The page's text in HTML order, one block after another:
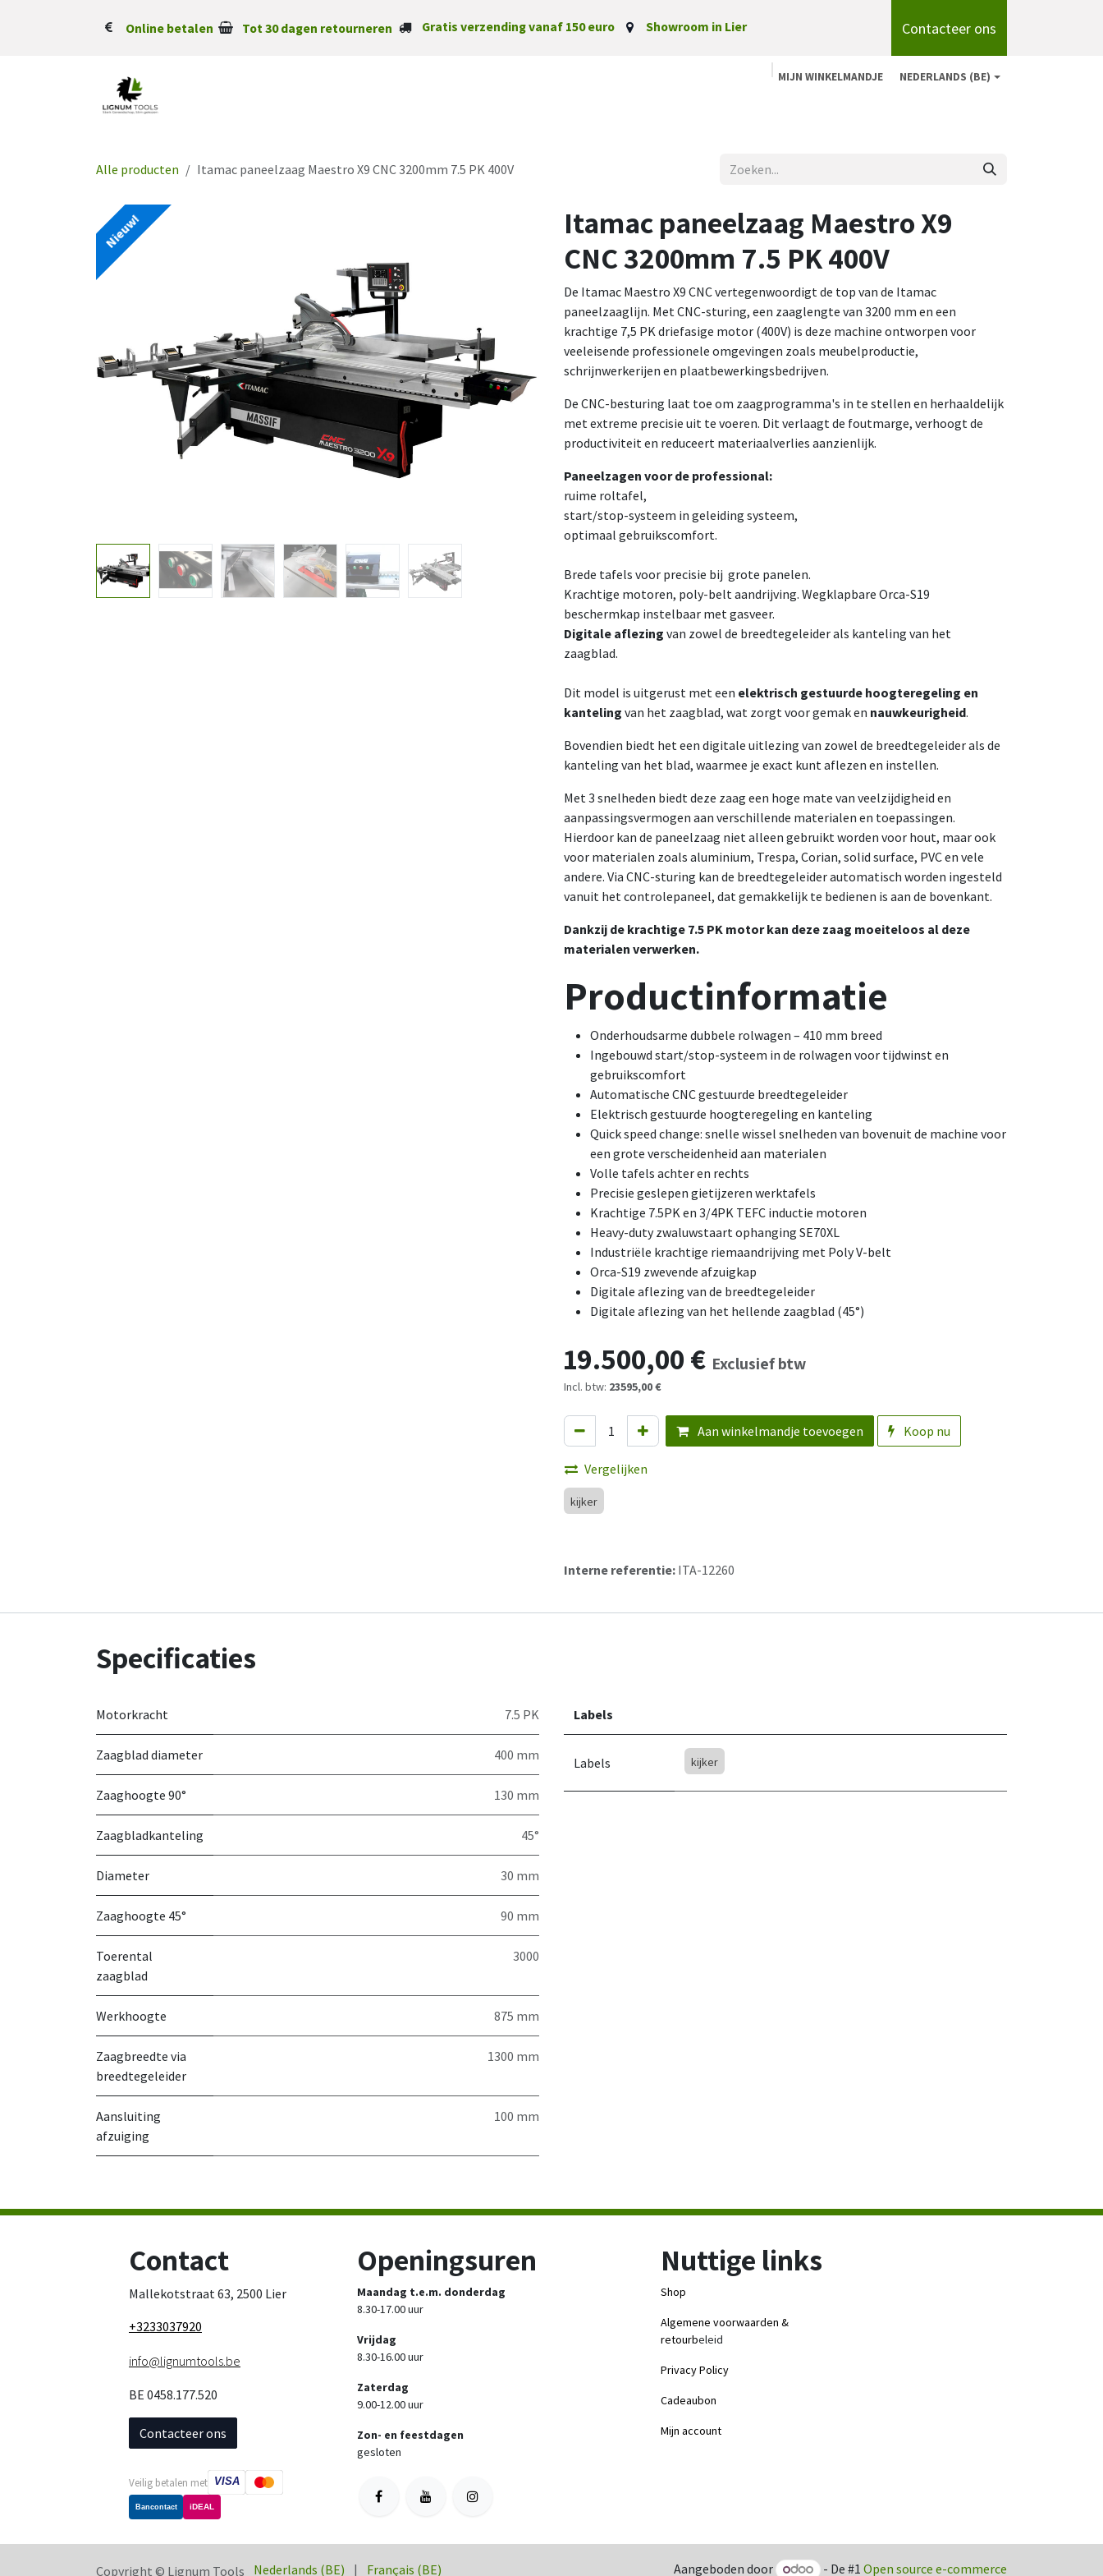
Online betalen Tot 30 dagen retourneren Gratis verzending vanaf 150 euro Showroom in Lier Contacteer ons
MIJN WINKELMANDJE NEDERLANDS (BE)
Alle producten Itamac paneelzaag Maestro X9 CNC 3200mm 7.5 PK 400V
Nieuw!
Itamac paneelzaag Maestro X9
CNC 3200mm 7.5 PK 400V
De Itamac Maestro X9 CNC vertegenwoordigt de top van de Itamac
paneelzaaglijn. Met CNC-sturing, een zaaglengte van 3200 mm en een
krachtige 7,5 PK driefasige motor (400V) is deze machine ontworpen voor
veeleisende professionele omgevingen zoals meubelproductie,
schrijnwerkerijen en plaatbewerkingsbedrijven.
De CNC-besturing laat toe om zaagprogramma's in te stellen en herhaaldelijk
met extreme precisie uit te voeren. Dit verlaagt de foutmarge, verhoogt de
productiviteit en reduceert materiaalverlies aanzienlijk.
Paneelzagen voor de professional:
ruime roltafel,
start/stop-systeem in geleiding systeem,
optimaal gebruikscomfort.
Brede tafels voor precisie bij grote panelen.
Krachtige motoren, poly-belt aandrijving. Wegklapbare Orca-S19
beschermkap instelbaar met gasveer.
Digitale aflezing van zowel de breedtegeleider als kanteling van het
zaagblad.
Dit model is uitgerust met een elektrisch gestuurde hoogteregeling en
kanteling van het zaagblad, wat zorgt voor gemak en nauwkeurigheid.
Bovendien biedt het een digitale uitlezing van zowel de breedtegeleider als de
kanteling van het blad, waarmee je exact kunt aflezen en instellen.
Met 3 snelheden biedt deze zaag een hoge mate van veelzijdigheid en
aanpassingsvermogen aan verschillende materialen en toepassingen.
Hierdoor kan de paneelzaag niet alleen gebruikt worden voor hout, maar ook
voor materialen zoals aluminium, Trespa, Corian, solid surface, PVC en vele
andere. Via CNC-sturing kan de breedtegeleider automatisch worden ingesteld
vanuit het controlepaneel, dat gemakkelijk te bedienen is aan de bovenkant.
Dankzij de krachtige 7.5 PK motor kan deze zaag moeiteloos al deze
materialen verwerken.
Productinformatie
Onderhoudsarme dubbele rolwagen – 410 mm breed
Ingebouwd start/stop-systeem in de rolwagen voor tijdwinst en
gebruikscomfort
Automatische CNC gestuurde breedtegeleider
Elektrisch gestuurde hoogteregeling en kanteling
Quick speed change: snelle wissel snelheden van bovenuit de machine voor
een grote verscheidenheid aan materialen
Volle tafels achter en rechts
Precisie geslepen gietijzeren werktafels
Krachtige 7.5PK en 3/4PK TEFC inductie motoren
Heavy-duty zwaluwstaart ophanging SE70XL
Industriële krachtige riemaandrijving met Poly V-belt
Orca-S19 zwevende afzuigkap
Digitale aflezing van de breedtegeleider
Digitale aflezing van het hellende zaagblad (45°)
19.500,00€ Exclusief btw
Incl. btw: 23595,00 €
Aan winkelmandje toevoegen Koop nu
Vergelijken
kijker
Interne referentie: ITA-12260
Specificaties
Motorkracht 7.5 PK
Zaagblad diameter 400 mm
Zaaghoogte 90° 130 mm
Zaagbladkanteling 45°
Diameter 30 mm
Zaaghoogte 45° 90 mm
Toerental
zaagblad
3000
Werkhoogte 875 mm
Zaagbreedte via
breedtegeleider
1300 mm
Aansluiting
afzuiging
100 mm
Labels
Labels kijker
Contact
Mallekotstraat 63, 2500 Lier
+3233037920
info@lignumtools.be
BE 0458.177.520
Contacteer ons
Veilig betalen met VISA
Bancontact iDEAL
Openingsuren
Maandag t.e.m. donderdag
8.30-17.00 uur
Vrijdag
8.30-16.00 uur
Zaterdag
9.00-12.00 uur
Zon- en feestdagen
gesloten
Nuttige links
Shop
Algemene voorwaarden &
retourbeleid
Privacy Policy
Cadeaubon
Mijn account
Copyright © Lignum Tools Nederlands (BE) | Français (BE) Aangeboden door - De #1 Open source e-commerce